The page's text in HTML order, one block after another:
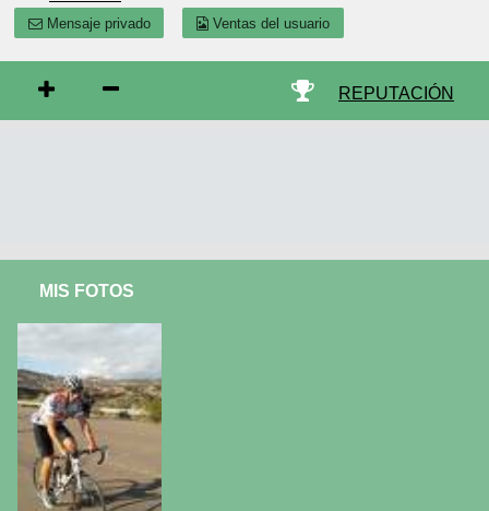
Mensaje privado Ventas del usuario
REPUTACIÓN
MIS FOTOS